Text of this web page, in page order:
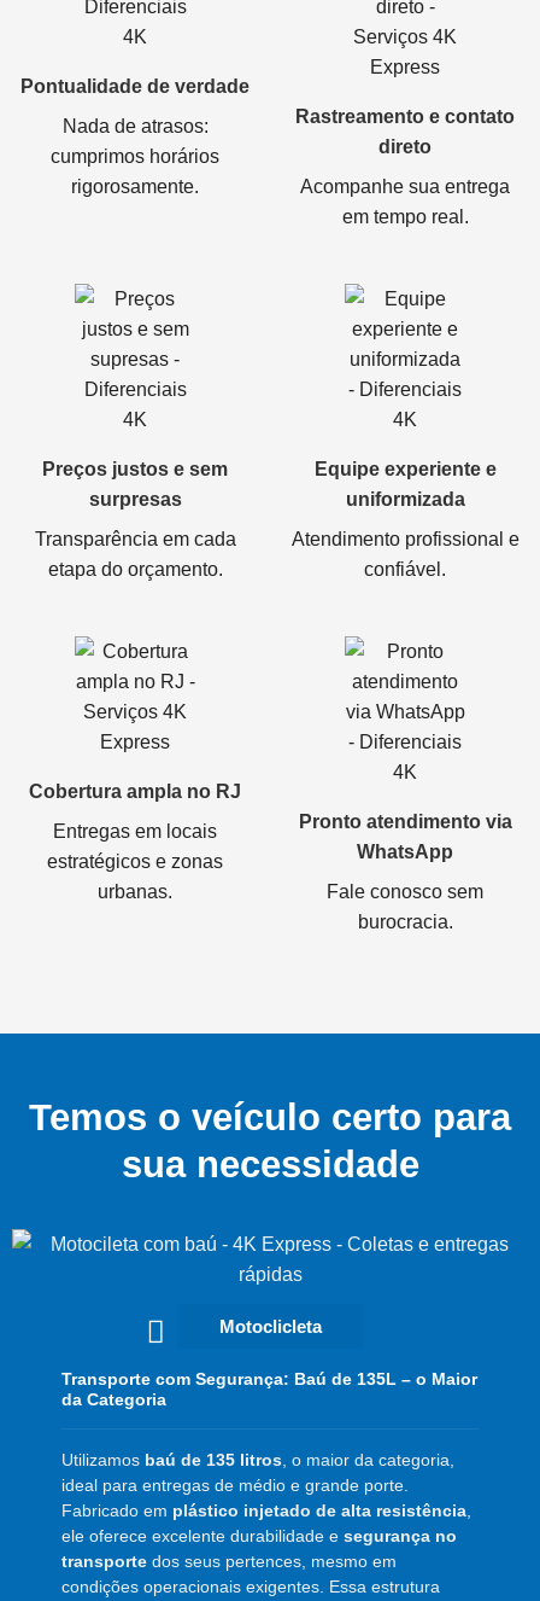
Pontualidade de verdade
Nada de atrasos:
cumprimos horários
rigorosamente.
Rastreamento e contato
direto
Acompanhe sua entrega
em tempo real.
Preços justos e sem
surpresas
Transparência em cada
etapa do orçamento.
Equipe experiente e
uniformizada
Atendimento profissional e
confiável.
Cobertura ampla no RJ
Entregas em locais
estratégicos e zonas
urbanas.
Pronto atendimento via
WhatsApp
Fale conosco sem
burocracia.
Temos o veículo certo para
sua necessidade
Motoclicleta
Transporte com Segurança: Baú de 135L – o Maior
da Categoria
Utilizamos baú de 135 litros , o maior da categoria,
ideal para entregas de médio e grande porte.
Fabricado em plástico injetado de alta resistência
ele oferece excelente durabilidade esegurança no
transporte dos seus pertences, mesmo em
condições operacionais exigentes. Essa estrutura